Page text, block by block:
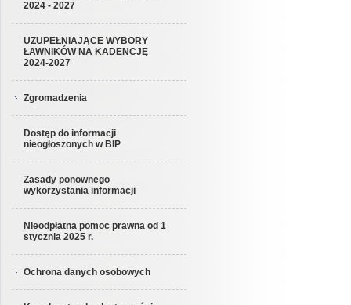
2024 - 2027
UZUPEŁNIAJĄCE WYBORY
ŁAWNIKÓW NA KADENCJĘ
2024-2027
Zgromadzenia
Dostęp do informacji
nieogłoszonych w BIP
Zasady ponownego
wykorzystania informacji
Nieodpłatna pomoc prawna od 1
stycznia 2025 r.
Ochrona danych osobowych